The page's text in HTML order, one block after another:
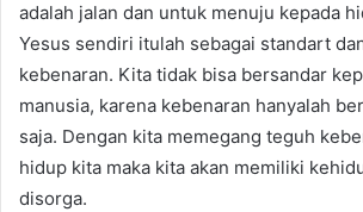
adalah jalan dan untuk menuju kepada
Yesus sendiri itulah sebagai standart
kebenaran. Kita tidak bisa bersandar
manusia, karena kebenaran hanyalah
saja. Dengan kita memegang teguh
hidup kita maka kita akan memiliki
disorga.